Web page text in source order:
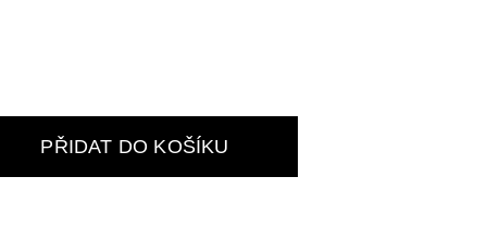
PŘIDAT DO KOŠÍKU